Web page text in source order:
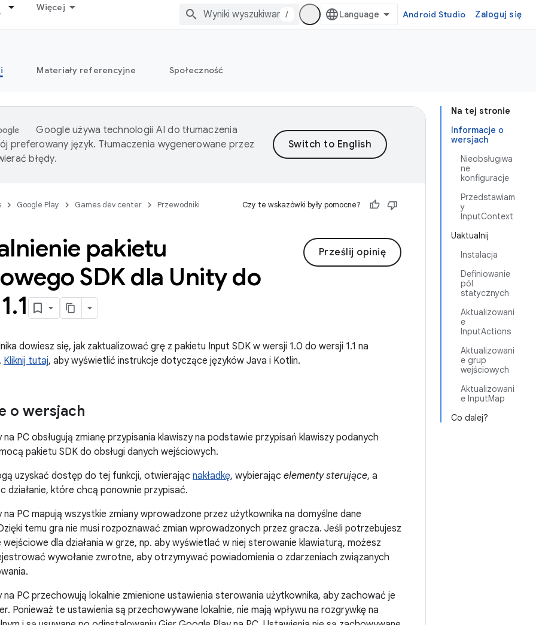
Więcej
/ Android Studio Zaloguj się
Materiały referencyjne Społeczność
Na tej stronie
Informacje o
wersjach
Nieobsługiwa
ne
konfiguracje
Przedstawiam
y
InputContext
Uaktualnij
Instalacja
Definiowanie
pól
statycznych
Aktualizowani
e
InputActions
Aktualizowani
e grup
wejściowych
Aktualizowani
e InputMap
Co dalej?
Google używa technologii AI do tłumaczenia
preferowany język. Tłumaczenia wygenerowane przez
błędy.
Google Play Games dev center Przewodniki Czy te wskazówki były pomocne?
Prześlij opinię
pakietu
SDK dla Unity do
.1
dowiesz się, jak zaktualizować grę z pakietu Input SDK w wersji 1.0 do wersji 1.1 na
Kliknij tutaj, aby wyświetlić instrukcje dotyczące języków Java i Kotlin.
o wersjach
PC obsługują zmianę przypisania klawiszy na podstawie przypisań klawiszy podanych
pakietu SDK do obsługi danych wejściowych.
uzyskać dostęp do tej funkcji, otwierając nakładkę, wybierając elementy sterujące, a
działanie, które chcą ponownie przypisać.
na PC mapują wszystkie zmiany wprowadzone przez użytkownika na domyślne dane
temu gra nie musi rozpoznawać zmian wprowadzonych przez gracza. Jeśli potrzebujesz
wejściowe dla działania w grze, np. aby wyświetlać w niej sterowanie klawiaturą, możesz
wywołanie zwrotne, aby otrzymywać powiadomienia o zdarzeniach związanych
na PC przechowują lokalnie zmienione ustawienia sterowania użytkownika, aby zachować je
Ponieważ te ustawienia są przechowywane lokalnie, nie mają wpływu na rozgrywkę na